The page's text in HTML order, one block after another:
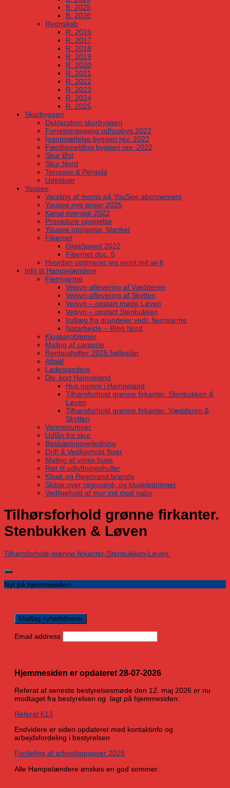
B. 2025
B. 2026
Regnskab
R. 2016
R. 2017
R. 2018
R. 2019
R. 2020
R. 2021
R. 2022
R. 2023
R. 2024
R. 2025
Skurbyggeri
Deklaration skurbyggeri
Forretningsgang udhusbyg 2022
Igangsættelse byggeri rev. 2022
Færdigmelding byggeri rev. 2022
Skur Øst
Skur Nord
Terrasse & Pergola
Udestuer
Yousee
Varsling af moms på YouSee abonnement
Yousee nye priser 2025
Kanal oversigt 2022
Procedure opsigelse
Yousee opsigelse, blanket
Fibernet
GigaSpeed 2022
Fibernet doc. 5
Hvordan optimerer jeg nemt mit wi-fi
Info til Hampelændere
Fjernvarme
Vejsyn-aflevering af Vædderen
Vejsyn-aflevering af Skytten
Vejsyn – opstart møde Løven
Vejsyn – opstart Stenbukken
Indlæg fra grundejer vedr. fjernvarme
Natarbejde – Ring Nord
Kloakproblemer
Maling af carporte
Renteudgifter 2025 fælleslån
Affald
Ladestandere
Div. kort Hampeland
Hus numre i Hampeland
Tilhørsforhold grønne firkanter. Stenbukken &
Løven
Tilhørsforhold grønne firkanter. Vædderen &
Skytten
Varmepumper
Udlån fra skur
Beskæringsvejledning
Drift & Vedligehold fliser
Maling af vores huse
Rist til udluftningshuller
Kloak og Regnvand brønde
Skitse over regnvand- og kloakledninger
Vedligehold af mur ind mod nabo
Tilhørsforhold grønne firkanter.
Stenbukken & Løven
Tilhørsforhold-grønne-firkanter-Stenbukken-Løven.
Nyt på hjemmesiden
Email address
Hjemmesiden er opdateret 28-07-2026
Referat af seneste bestyrelsesmøde den 12. maj 2026 er nu
modtaget fra bestyrelsen og lagt på hjemmesiden:
Referat 613
Endvidere er siden opdateret med kontaktinfo og
arbejdsfordeling i bestyrelsen
Fordeling af arbejdsopgaver 2026
Alle Hampelændere ønskes en god sommer.